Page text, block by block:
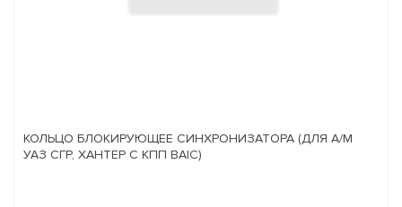
КОЛЬЦО БЛОКИРУЮЩЕЕ СИНХРОНИЗАТОРА (ДЛЯ А/М
УАЗ СГР, ХАНТЕР С КПП BAIC)